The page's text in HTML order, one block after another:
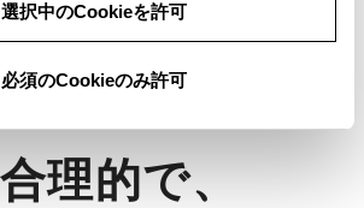
選択中のCookieを許可
必須のCookieのみ許可
理的で、